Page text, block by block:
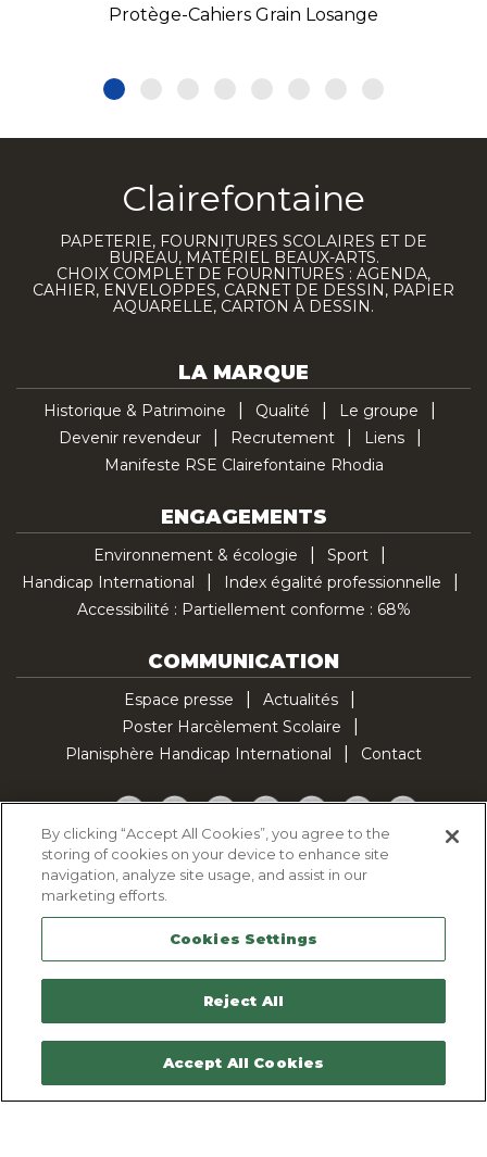
Protège-Cahiers Grain Losange
Clairefontaine
PAPETERIE, FOURNITURES SCOLAIRES ET DE
BUREAU, MATÉRIEL BEAUX-ARTS.
CHOIX COMPLET DE FOURNITURES : AGENDA,
CAHIER, ENVELOPPES, CARNET DE DESSIN, PAPIER
AQUARELLE, CARTON À DESSIN.
LA MARQUE
Historique & Patrimoine Qualité
Le groupe
Devenir revendeur
Recrutement
Liens
Manifeste RSE Clairefontaine Rhodia
ENGAGEMENTS
Environnement & écologie
Sport
Handicap International
Index égalité professionnelle
Accessibilité : Partiellement conforme : 68%
COMMUNICATION
Espace presse
Actualités
Poster Harcèlement Scolaire
Planisphère Handicap International
Contact
Facebook
TwitterYouTubePinterestInstagramLinkedInTikTok
Politique d'utilisation des cookies
Politique de confidentialité
Mentions légales
Plan du site
Contactez-nous
By clicking “Accept All Cookies”, you agree to the
storing of cookies on your device to enhance site
navigation, analyze site usage, and assist in our
marketing efforts.
Cookies Settings
Reject All
Accept All Cookies